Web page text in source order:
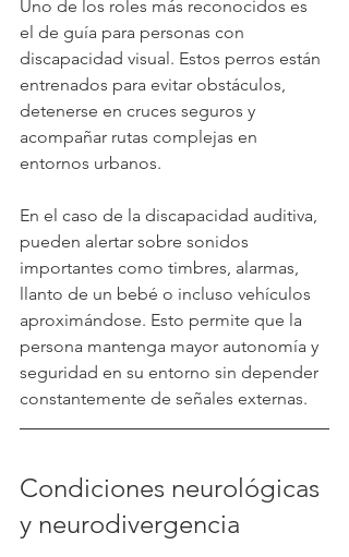
Uno de los roles más reconocidos es
el de guía para personas con
discapacidad visual. Estos perros están
entrenados para evitar obstáculos,
detenerse en cruces seguros y
acompañar rutas complejas en
entornos urbanos.
En el caso de la discapacidad auditiva,
pueden alertar sobre sonidos
importantes como timbres, alarmas,
llanto de un bebé o incluso vehículos
aproximándose. Esto permite que la
persona mantenga mayor autonomía y
seguridad en su entorno sin depender
constantemente de señales externas.
Condiciones neurológicas
y neurodivergencia